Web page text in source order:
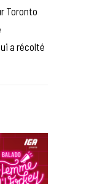
Toronto
a récolté